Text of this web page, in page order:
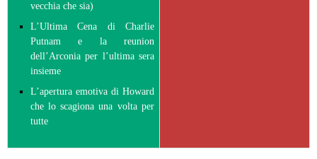
vecchia che sia)
L’Ultima Cena di Charlie
Putnam e la reunion
dell’Arconia per l’ultima sera
insieme
L’apertura emotiva di Howard
che lo scagiona una volta per
tutte